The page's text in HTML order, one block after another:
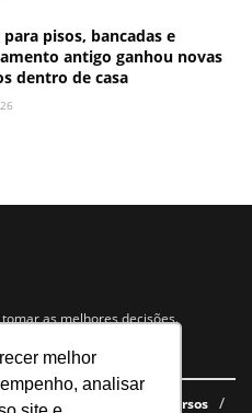
melhor
analisar
pisos, bancadas e
antigo ganhou novas
dentro de casa
as melhores decisões.
E-books gratuitos Cursos